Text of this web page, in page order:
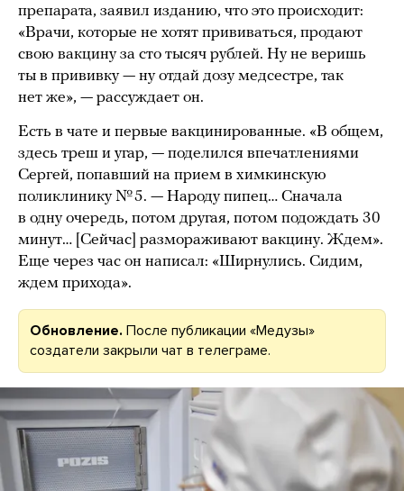
препарата, заявил изданию, что это происходит:
«Врачи, которые не хотят прививаться, продают
свою вакцину за сто тысяч рублей. Ну не веришь
ты в прививку — ну отдай дозу медсестре, так
нет же», — рассуждает он.
Есть в чате и первые вакцинированные. «В общем,
здесь треш и угар, — поделился впечатлениями
Сергей, попавший на прием в химкинскую
поликлинику № 5. — Народу пипец… Сначала
в одну очередь, потом другая, потом подождать 30
минут… [Сейчас] размораживают вакцину. Ждем».
Еще через час он написал: «Ширнулись. Сидим,
ждем прихода».
Обновление. После публикации «Медузы»
создатели закрыли чат в телеграме.